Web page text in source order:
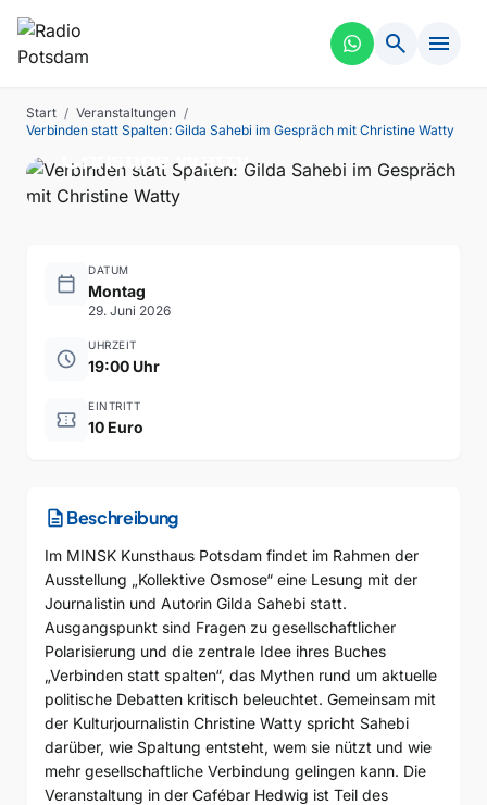
search menu
Start / Veranstaltungen /
Verbinden statt Spalten: Gilda Sahebi im Gespräch mit Christine Watty
Gilda Sahebi im Gespräch mit
Christine Watty
calendar_today
DATUM
Montag
29. Juni 2026
schedule
UHRZEIT
19:00 Uhr
confirmation_number
EINTRITT
10 Euro
descriptionBeschreibung
Im MINSK Kunsthaus Potsdam findet im Rahmen der
Ausstellung „Kollektive Osmose“ eine Lesung mit der
Journalistin und Autorin Gilda Sahebi statt.
Ausgangspunkt sind Fragen zu gesellschaftlicher
Polarisierung und die zentrale Idee ihres Buches
„Verbinden statt spalten“, das Mythen rund um aktuelle
politische Debatten kritisch beleuchtet. Gemeinsam mit
der Kulturjournalistin Christine Watty spricht Sahebi
darüber, wie Spaltung entsteht, wem sie nützt und wie
mehr gesellschaftliche Verbindung gelingen kann. Die
Veranstaltung in der Cafébar Hedwig ist Teil des